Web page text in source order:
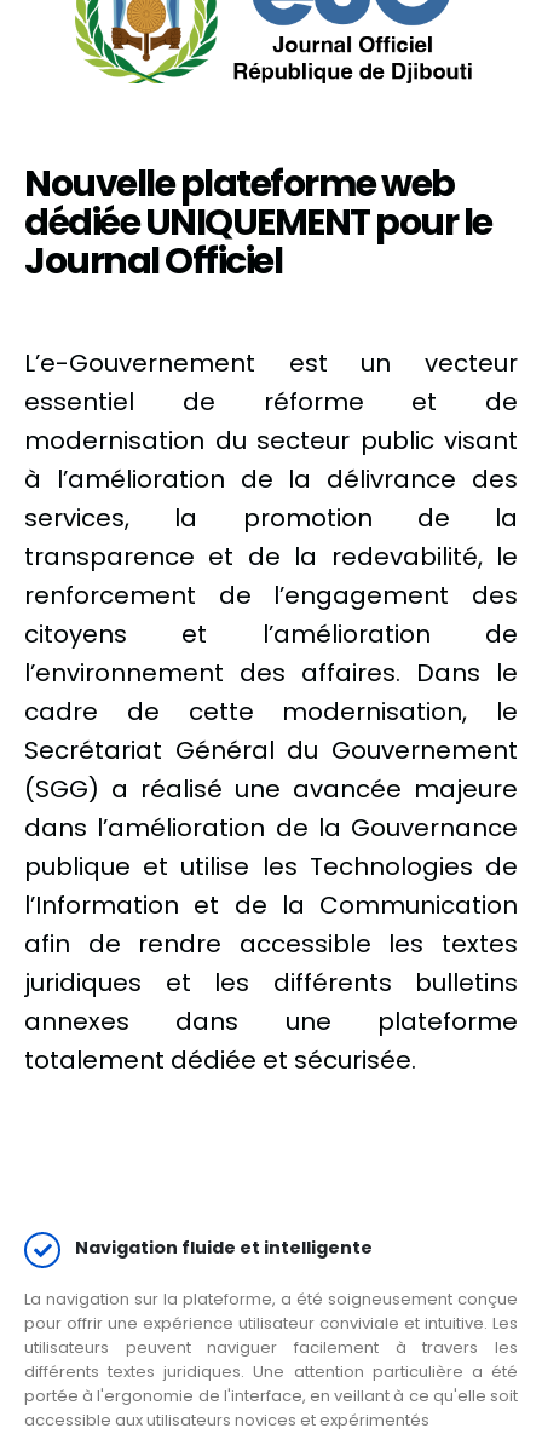
Nouvelle plateforme web
dédiée UNIQUEMENT pour le
Journal Officiel
L’e-Gouvernement est un vecteur
essentiel de réforme et de
modernisation du secteur public visant
à l’amélioration de la délivrance des
services, la promotion de la
transparence et de la redevabilité, le
renforcement de l’engagement des
citoyens et l’amélioration de
l’environnement des affaires. Dans le
cadre de cette modernisation, le
Secrétariat Général du Gouvernement
(SGG) a réalisé une avancée majeure
dans l’amélioration de la Gouvernance
publique et utilise les Technologies de
l’Information et de la Communication
afin de rendre accessible les textes
juridiques et les différents bulletins
annexes dans une plateforme
totalement dédiée et sécurisée.
Navigation fluide et intelligente
La navigation sur la plateforme, a été soigneusement conçue
pour offrir une expérience utilisateur conviviale et intuitive. Les
utilisateurs peuvent naviguer facilement à travers les
différents textes juridiques. Une attention particulière a été
portée à l'ergonomie de l'interface, en veillant à ce qu'elle soit
accessible aux utilisateurs novices et expérimentés